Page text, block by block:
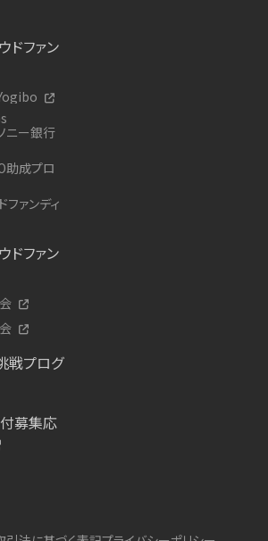
ドファン
ニー銀行
助成プロ
ファンディ
ドファン
戦プログ
募集応